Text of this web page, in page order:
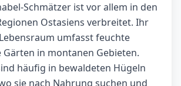
Schmätzer ist vor allem in den
Ostasiens verbreitet. Ihr
umfasst feuchte
Gärten in montanen Gebieten.
häufig in bewaldeten Hügeln
sie nach Nahrung suchen und